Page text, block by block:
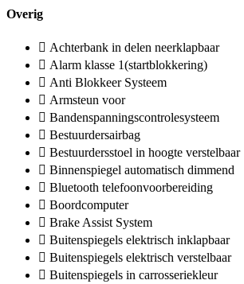
Overig
Achterbank in delen neerklapbaar
Alarm klasse 1(startblokkering)
Anti Blokkeer Systeem
Armsteun voor
Bandenspanningscontrolesysteem
Bestuurdersairbag
Bestuurdersstoel in hoogte verstelbaar
Binnenspiegel automatisch dimmend
Bluetooth telefoonvoorbereiding
Boordcomputer
Brake Assist System
Buitenspiegels elektrisch inklapbaar
Buitenspiegels elektrisch verstelbaar
Buitenspiegels in carrosseriekleur